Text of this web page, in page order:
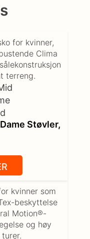
Støvler,
for kvinner,
Clima
terreng.
kvinner som
beskyttelse
Motion®-
og høy